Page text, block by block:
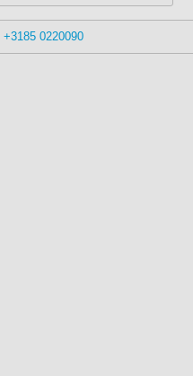
+3185 0220090